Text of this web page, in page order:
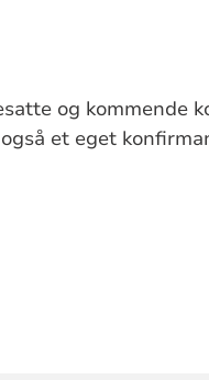
og kommende
et eget